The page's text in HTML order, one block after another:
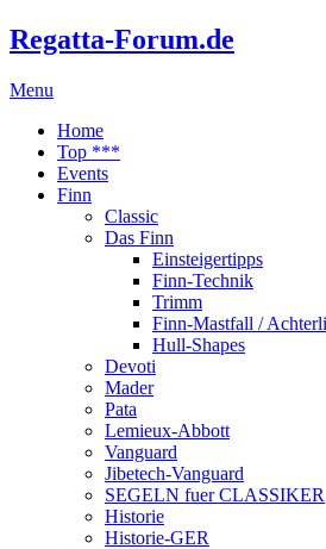
Regatta-Forum.de
Menu
Home
Top ***
Events
Finn
Classic
Das Finn
Einsteigertipps
Finn-Technik
Trimm
Finn-Mastfall /
Hull-Shapes
Devoti
Mader
Pata
Lemieux-Abbott
Vanguard
Jibetech-Vanguard
SEGELN fuer CLASSIKER
Historie
Historie-GER